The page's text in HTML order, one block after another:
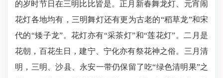
的岁时节日在三明比比皆是。正月新春舞龙灯、元宵闹
花灯各地均有，三明舞灯还有更为古老的“稻草龙”和宋
代的“矮子龙”。花灯亦有“采茶灯”和“莲花灯”。二月是
花朝，百花生日，建宁、宁化亦有祭花神之俗。三月清
明，三明、沙县、永安一带仍保留了吃“绿色清明果”之